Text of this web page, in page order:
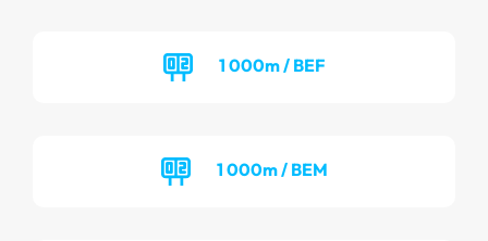
1 000m / BEF
1 000m / BEM